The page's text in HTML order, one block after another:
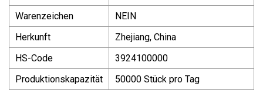
Warenzeichen
NEIN
Herkunft
Zhejiang, China
HS-Code
3924100000
Produktionskapazität
50000 Stück pro Tag